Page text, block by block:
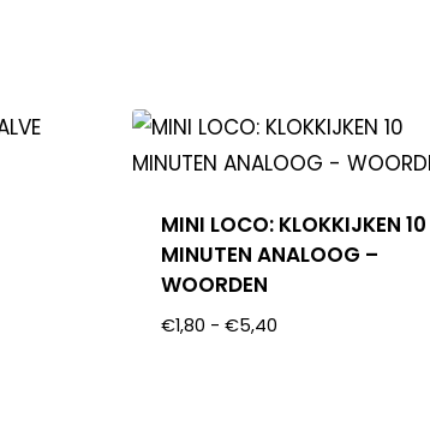
MINI LOCO: KLOKKIJKEN 10
MINUTEN ANALOOG –
WOORDEN
€1,80 - €5,40